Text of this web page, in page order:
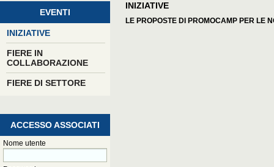
EVENTI
INIZIATIVE
FIERE IN
COLLABORAZIONE
FIERE DI SETTORE
ACCESSO ASSOCIATI
Nome utente
INIZIATIVE
LE PROPOSTE DI PROMOCAMP PER LE